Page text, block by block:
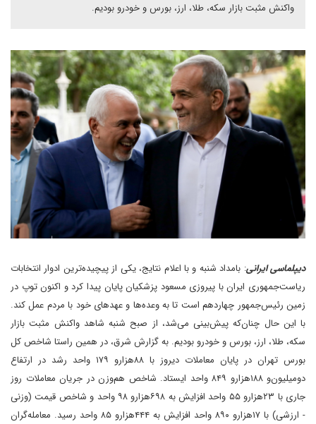
واکنش مثبت بازار سکه، طلا، ارز، بورس و خودرو بودیم.
دیپلماسی ایرانی: بامداد شنبه و با اعلام نتایج، یکی از پیچیده‌ترین ادوار انتخابات
ریاست‌جمهوری ایران با پیروزی مسعود پزشکیان پایان پیدا کرد و اکنون توپ در
زمین رئیس‌جمهور چهاردهم است تا به وعده‌ها و عهدهای خود با مردم عمل کند.
با این حال چنان‌که پیش‌بینی می‌شد، از صبح شنبه شاهد واکنش مثبت بازار
سکه، طلا، ارز، بورس و خودرو بودیم. به گزارش شرق، در همین راستا شاخص کل
بورس تهران در پایان معاملات دیروز با ۸۸‌هزار‌و ۱۷۹ واحد رشد در ارتفاع
دو‌میلیون‌و ۱۸۸‌هزار‌و ۸۴۹ واحد ایستاد. شاخص هم‌وزن در جریان معاملات روز
جاری با ۲۳‌هزار‌و ۵۵ واحد افزایش به ۶۹۸‌هزارو ۹۸ واحد و شاخص قیمت (وزنی
- ارزشی) با ۱۷هزارو ۸۹۰ واحد افزایش به ۴۴۴‌هزارو ۸۵ واحد رسید. معامله‌گران